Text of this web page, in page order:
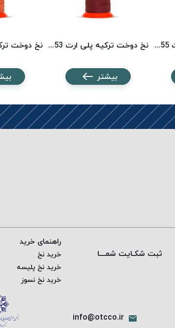
نخ دوخت ترکیه پلی ارت 8355 POLYART نخ دوخت ترکیه پلی ارت 8153 POLYART
بیشتر
ثبت شکـایت شمـــا
info@otcco.ir
راهنمای خرید
خرید نخ
خرید نخ پلیسه
خرید نخ نسوز